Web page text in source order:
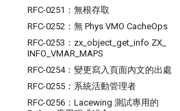
RFC-0251：無根存取
RFC-0252：無 Phys VMO CacheOps
RFC-0253：zx object get info ZX
INFO VMAR MAPS
RFC-0254：變更寫入頁面內文的出處
RFC-0255：系統活動管理者
RFC-0256：Lacewing 測試專用的